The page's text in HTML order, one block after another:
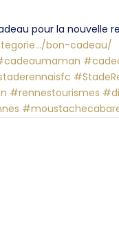
pour la nouvelle
bon-cadeau/
#rennestourismes